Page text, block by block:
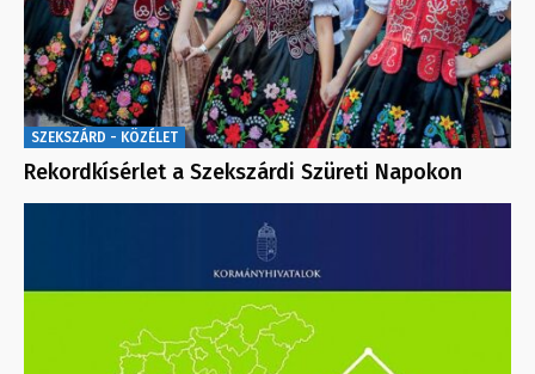
SZEKSZÁRD - KÖZÉLET
Rekordkísérlet a Szekszárdi Szüreti Napokon